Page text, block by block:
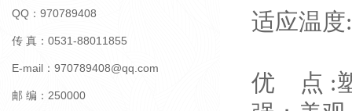
QQ：970789408
传 真：0531-88011855
E-mail：970789408@qq.com
邮 编：250000
适应温
优 点 :塑